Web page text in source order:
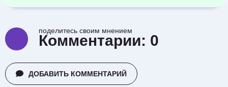
поделитесь своим мнением
Комментарии: 0
ДОБАВИТЬ КОММЕНТАРИЙ